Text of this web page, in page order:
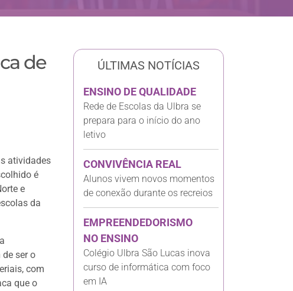
de
atividades
é
e
da
ser o
com
que o
ÚLTIMAS NOTÍCIAS
ENSINO DE QUALIDADE
Rede de Escolas da Ulbra se
prepara para o início do ano
letivo
CONVIVÊNCIA REAL
Alunos vivem novos momentos
de conexão durante os recreios
EMPREENDEDORISMO
NO ENSINO
Colégio Ulbra São Lucas inova
curso de informática com foco
em IA